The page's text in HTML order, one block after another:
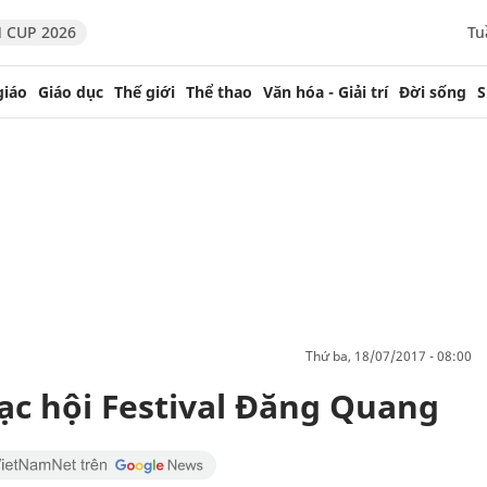
CUP 2026
Giáo dục Thế giới Thể thao Văn hóa - Giải trí Đời sống
thứ ba, 18/07/2017 - 08:00
hội Festival Đăng Quang